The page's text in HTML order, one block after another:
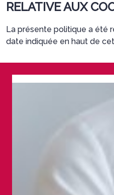
RELATIVE AUX
La présente politique a été
date indiquée en haut de